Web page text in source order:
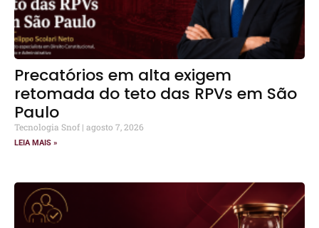
Precatórios em alta exigem
retomada do teto das RPVs em São
Paulo
Tecnologia Snof agosto 7, 2026
LEIA MAIS »